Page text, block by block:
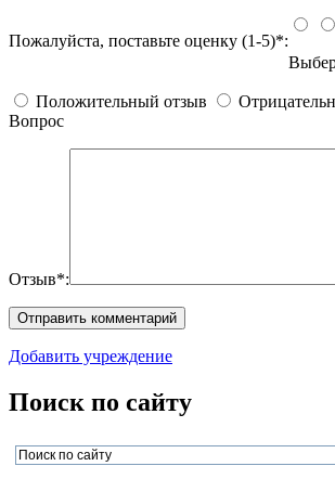
Пожалуйста, поставьте оценку (1-5)*:
Положительный отзыв
Вопрос
Отзыв*:
Добавить учреждение
Поиск по сайту